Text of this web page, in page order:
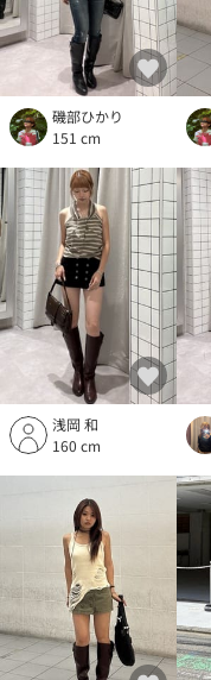
磯部ひかり
151 cm
浅岡 和
160 cm